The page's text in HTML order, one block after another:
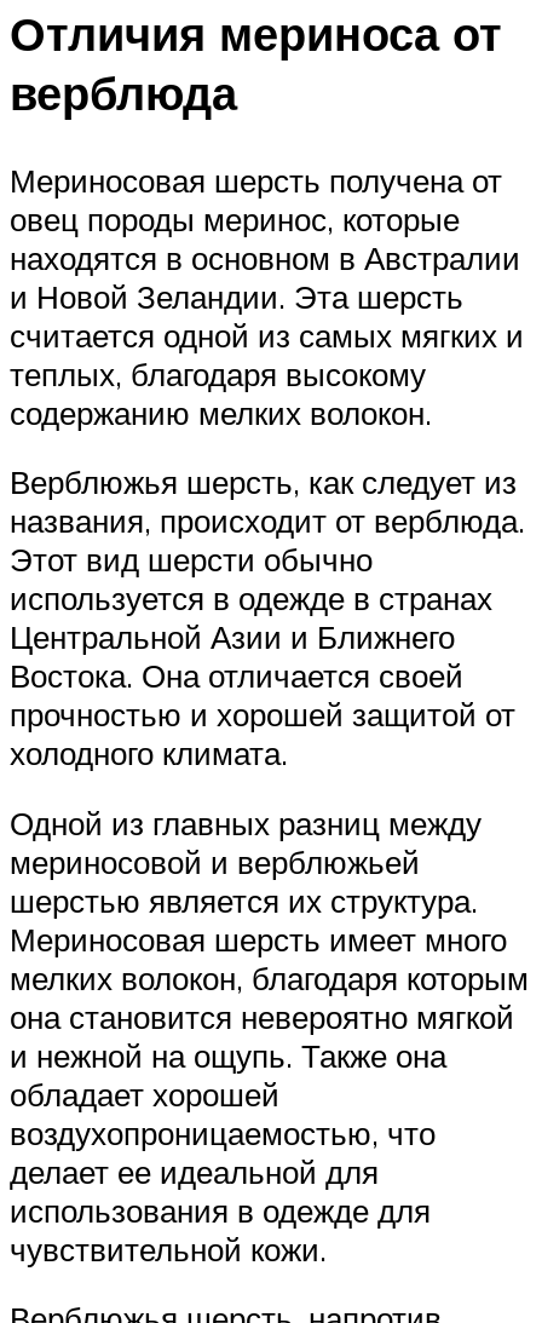
Отличия мериноса от
верблюда
Мериносовая шерсть получена от
овец породы меринос, которые
находятся в основном в Австралии
и Новой Зеландии. Эта шерсть
считается одной из самых мягких и
теплых, благодаря высокому
содержанию мелких волокон.
Верблюжья шерсть, как следует из
названия, происходит от верблюда.
Этот вид шерсти обычно
используется в одежде в странах
Центральной Азии и Ближнего
Востока. Она отличается своей
прочностью и хорошей защитой от
холодного климата.
Одной из главных разниц между
мериносовой и верблюжьей
шерстью является их структура.
Мериносовая шерсть имеет много
мелких волокон, благодаря которым
она становится невероятно мягкой
и нежной на ощупь. Также она
обладает хорошей
воздухопроницаемостью, что
делает ее идеальной для
использования в одежде для
чувствительной кожи.